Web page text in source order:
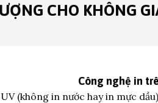
CHO KHÔNG
Công nghệ in
(không in nước hay in mực